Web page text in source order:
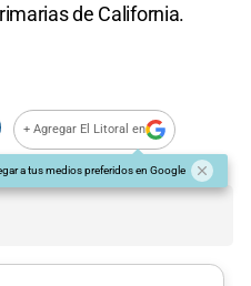
de California.
+ Agregar El Litoral en
a tus medios preferidos en Google